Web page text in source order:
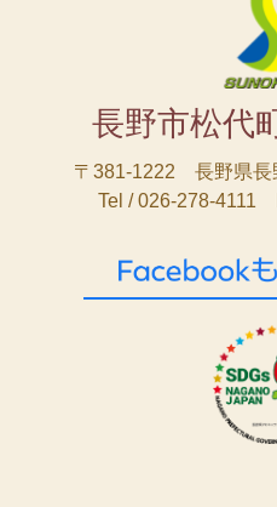
長野市松代
〒381-1222 長野県長
Tel / 026-278-4111